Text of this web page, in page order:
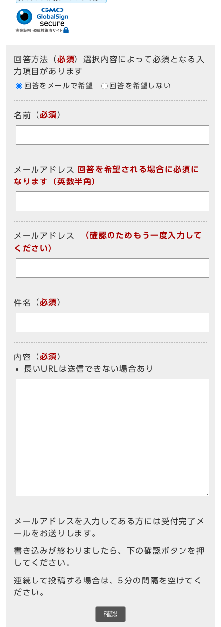
回答方法 （必須）選択内容によって必須となる入
力項目があります
回答をメールで希望 回答を希望しない
名前 （必須）
メールアドレス
回答を希望される場合に必須に
なります（英数半角）
メールアドレス
（確認のためもう一度入力して
ください）
件名 （必須）
内容 （必須）
長いURLは送信できない場合あり
メールアドレスを入力してある方には受付完了メ
ールをお送りします。
書き込みが終わりましたら、下の確認ボタンを押
してください。
連続して投稿する場合は、5分の間隔を空けてく
ださい。
確認